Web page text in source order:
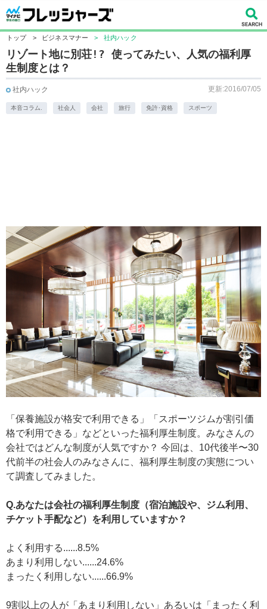
トップ > ビジネスマナー > 社内ハック
リゾート地に別荘!? 使ってみたい、人気の福利厚
生制度とは？
社内ハック 更新:2016/07/05
本音コラム. 社会人 会社 旅行 免許･資格 スポーツ
「保養施設が格安で利用できる」「スポーツジムが割引価
格で利用できる」などといった福利厚生制度。みなさんの
会社ではどんな制度が人気ですか？ 今回は、10代後半〜30
代前半の社会人のみなさんに、福利厚生制度の実態につい
て調査してみました。
Q.あなたは会社の福利厚生制度（宿泊施設や、ジム利用、
チケット手配など）を利用していますか？
よく利用する......8.5%
あまり利用しない......24.6%
まったく利用しない......66.9%
9割以上の人が「あまり利用しない」あるいは「まったく利